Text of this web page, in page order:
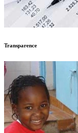
Transparence